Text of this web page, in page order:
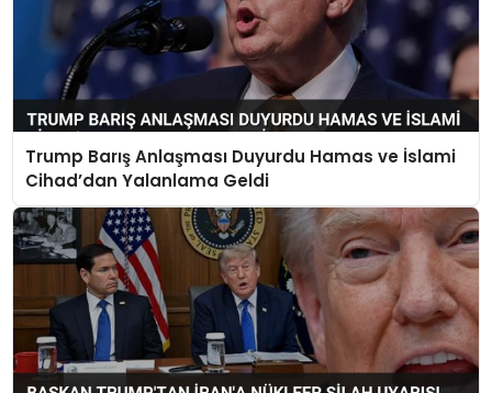
Trump Barış Anlaşması Duyurdu Hamas ve İslami
Cihad’dan Yalanlama Geldi